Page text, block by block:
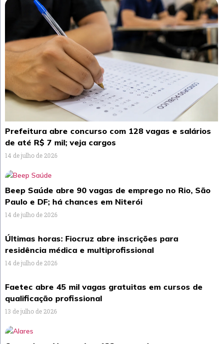
Prefeitura abre concurso com 128 vagas e salários
de até R$ 7 mil; veja cargos
14 de julho de 2026
Beep Saúde abre 90 vagas de emprego no Rio, São
Paulo e DF; há chances em Niterói
14 de julho de 2026
Últimas horas: Fiocruz abre inscrições para
residência médica e multiprofissional
14 de julho de 2026
Faetec abre 45 mil vagas gratuitas em cursos de
qualificação profissional
13 de julho de 2026